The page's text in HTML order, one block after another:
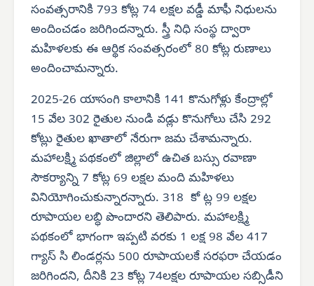
సంవత్సరానికి 793 కోట్ల 74 లక్షల వడ్డీ మాఫీ నిధులను
అందించడం జరిగిందన్నారు. స్త్రీ నిధి సంస్థ ద్వారా
మహిళలకు ఈ ఆర్థిక సంవత్సరంలో 80 కోట్ల రుణాలు
అందించామన్నారు.
2025-26 యాసంగి కాలానికి 141 కొనుగోళ్లు కేంద్రాల్లో
15 వేల 302 రైతుల నుండి వడ్లు కొనుగోలు చేసి 292
కోట్లు రైతుల ఖాతాలో నేరుగా జమ చేశామన్నారు.
మహాలక్ష్మి పథకంలో జిల్లాలో ఉచిత బస్సు రవాణా
సౌకర్యాన్ని 7 కోట్ల 69 లక్షల మంది మహిళలు
వినియోగించుకున్నారన్నారు. 318 కో ట్ల 99 లక్షల
రూపాయల లబ్ధి పొందారని తెలిపారు. మహాలక్ష్మి
పథకంలో భాగంగా ఇప్పటి వరకు 1 లక్ష 98 వేల 417
గ్యాస్ సి లిండర్లను 500 రూపాయలకే సరఫరా చేయడం
జరిగిందని, దీనికి 23 కోట్ల 74లక్షల రూపాయల సబ్సిడీని